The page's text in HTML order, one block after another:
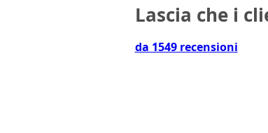
Lascia che i
da 1549 recensioni